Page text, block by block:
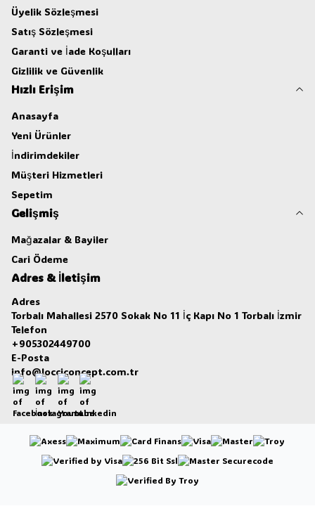
Üyelik Sözleşmesi
Satış Sözleşmesi
Garanti ve İade Koşulları
Gizlilik ve Güvenlik
Hızlı Erişim
Anasayfa
Yeni Ürünler
İndirimdekiler
Müşteri Hizmetleri
Sepetim
Gelişmiş
Mağazalar & Bayiler
Cari Ödeme
Adres & İletişim
Adres
Torbalı Mahallesi 2570 Sokak No 11 İç Kapı No 1 Torbalı İzmir
Telefon
+905302449700
E-Posta
info@locciconcept.com.tr
Facebookİnstagram
YoutubeLinkedin